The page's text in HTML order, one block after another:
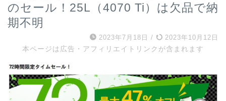
のセール！25L（4070 Ti）は欠品で納
期不明
2023年7月18日 /
2023年10月12日
本ページは広告・アフィリエイトリンクが含まれます